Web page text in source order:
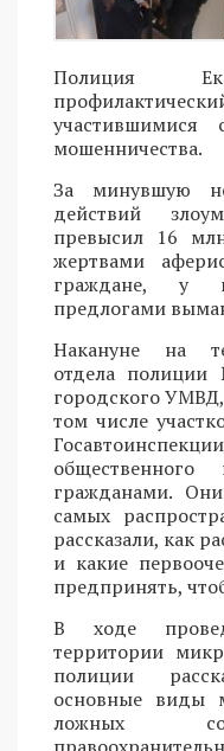
Полиция
участившимися
мошенничества.
За минувшую
действий
превысил 16
жертвами
граждане, у
предлогами
Накануне на
отдела
городского
том числе
гражданами.
самых
рассказали, как
и какие
предпринять,
В ходе
территории
полиции
основные виды
ложных